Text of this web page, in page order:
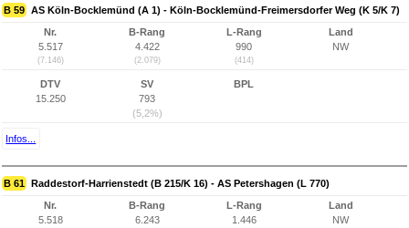
B 59 AS Köln-Bocklemünd (A 1) - Köln-Bocklemünd-Freimersdorfer Weg (K 5/K 7)
Nr.
5.517
(7.146)
B-Rang
4.422
(2.079)
L-Rang
990
(414)
Land
NW
DTV
15.250
SV
793
(5,2%)
BPL
Infos...
B 61 Raddestorf-Harrienstedt (B 215/K 16) - AS Petershagen (L 770)
Nr.
5.518
B-Rang
6.243
L-Rang
1.446
Land
NW